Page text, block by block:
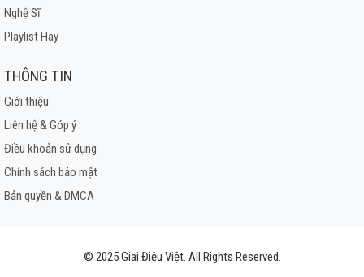
Nghệ Sĩ
Playlist Hay
THÔNG TIN
Giới thiệu
Liên hệ & Góp ý
Điều khoản sử dụng
Chính sách bảo mật
Bản quyền & DMCA
© 2025 Giai Điệu Việt. All Rights Reserved.